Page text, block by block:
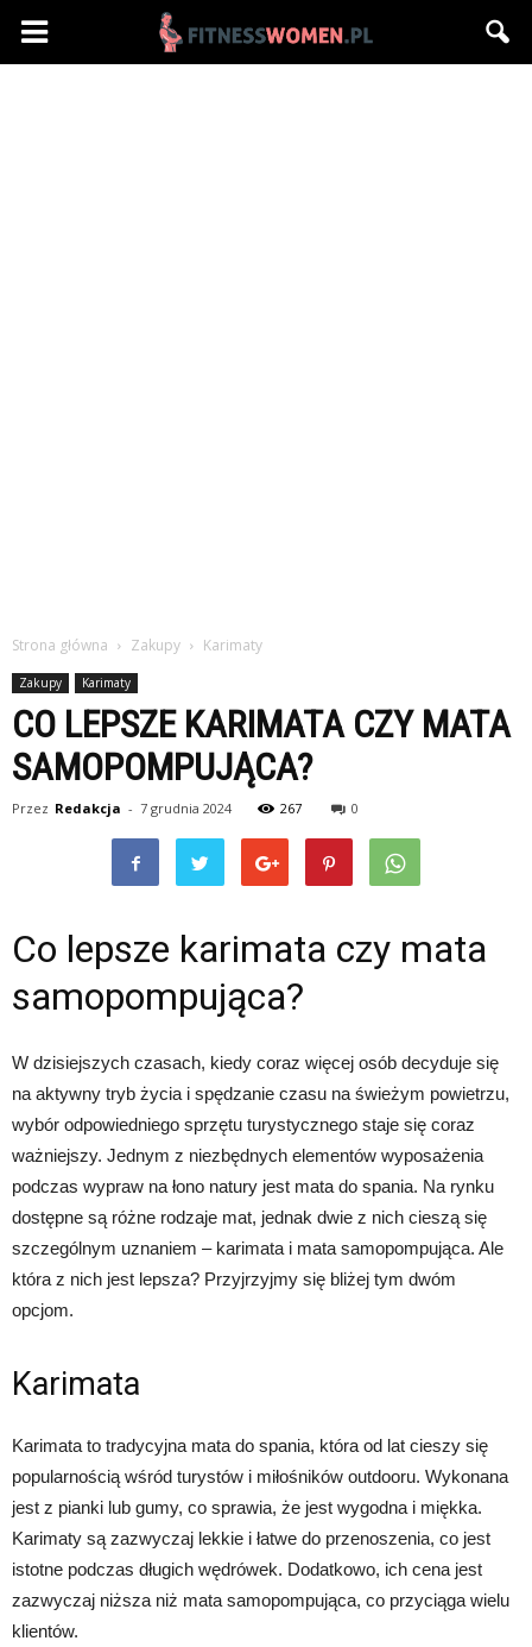
Fitnesswomen.pl
Strona główna Zakupy Karimaty
Zakupy Karimaty
CO LEPSZE KARIMATA CZY MATA
SAMOPOMPUJĄCA?
Przez Redakcja - 7 grudnia 2024 267 0
Co lepsze karimata czy mata
samopompująca?
W dzisiejszych czasach, kiedy coraz więcej osób decyduje się
na aktywny tryb życia i spędzanie czasu na świeżym powietrzu,
wybór odpowiedniego sprzętu turystycznego staje się coraz
ważniejszy. Jednym z niezbędnych elementów wyposażenia
podczas wypraw na łono natury jest mata do spania. Na rynku
dostępne są różne rodzaje mat, jednak dwie z nich cieszą się
szczególnym uznaniem – karimata i mata samopompująca. Ale
która z nich jest lepsza? Przyjrzyjmy się bliżej tym dwóm
opcjom.
Karimata
Karimata to tradycyjna mata do spania, która od lat cieszy się
popularnością wśród turystów i miłośników outdooru. Wykonana
jest z pianki lub gumy, co sprawia, że jest wygodna i miękka.
Karimaty są zazwyczaj lekkie i łatwe do przenoszenia, co jest
istotne podczas długich wędrówek. Dodatkowo, ich cena jest
zazwyczaj niższa niż mata samopompująca, co przyciąga wielu
klientów.